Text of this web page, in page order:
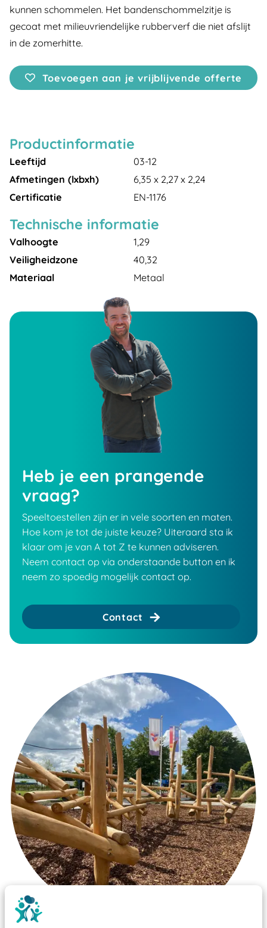
kunnen schommelen. Het bandenschommelzitje is
gecoat met milieuvriendelijke rubberverf die niet afslijt
in de zomerhitte.
Toevoegen aan je vrijblijvende offerte
Productinformatie
Leeftijd
03-12
Afmetingen (lxbxh)
6,35 x 2,27 x 2,24
Certificatie
EN-1176
Technische informatie
Valhoogte
1,29
Veiligheidzone
40,32
Materiaal
Metaal
Heb je een prangende
vraag?
Speeltoestellen zijn er in vele soorten en maten.
Hoe kom je tot de juiste keuze? Uiteraard sta ik
klaar om je van A tot Z te kunnen adviseren.
Neem contact op via onderstaande button en ik
neem zo spoedig mogelijk contact op.
Contact